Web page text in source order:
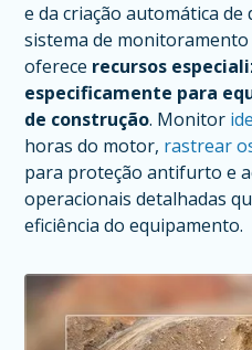
e da criação automática
sistema de monitoramento
oferece recursos
especificamente para
de construção. Monitor
horas do motor, rastrear
para proteção antifurto e
operacionais detalhadas
eficiência do equipamento.